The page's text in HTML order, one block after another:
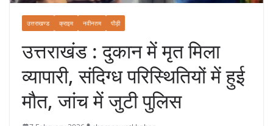
उत्तराखण्ड क्राइम नवीनतम पौड़ी
उत्तराखंड : दुकान में मृत मिला
व्यापारी, संदिग्ध परिस्थितियों में हुई
मौत, जांच में जुटी पुलिस